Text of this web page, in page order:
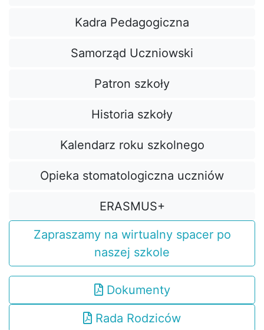
Kadra Pedagogiczna
Samorząd Uczniowski
Patron szkoły
Historia szkoły
Kalendarz roku szkolnego
Opieka stomatologiczna uczniów
ERASMUS+
Zapraszamy na wirtualny spacer po
naszej szkole
Dokumenty
Rada Rodziców